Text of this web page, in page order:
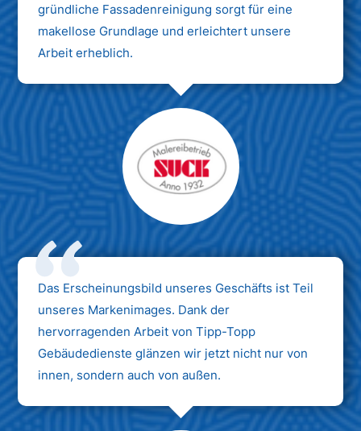
gründliche Fassadenreinigung sorgt für eine
makellose Grundlage und erleichtert unsere
Arbeit erheblich.
Das Erscheinungsbild unseres Geschäfts ist Teil
unseres Markenimages. Dank der
hervorragenden Arbeit von Tipp-Topp
Gebäudedienste glänzen wir jetzt nicht nur von
innen, sondern auch von außen.